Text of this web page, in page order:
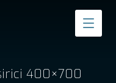
400×700